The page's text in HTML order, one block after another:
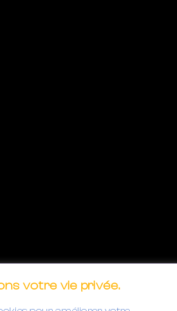
votre vie privée.